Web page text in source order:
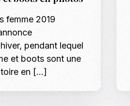
femme 2019
pendant lequel
et boots sont une
en […]